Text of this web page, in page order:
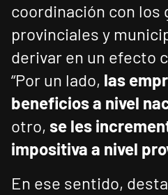
coordinación con los
provinciales y
derivar en un efecto
“Por un lado, las
beneficios a nivel
otro, se les
impositiva a nivel
En ese sentido,